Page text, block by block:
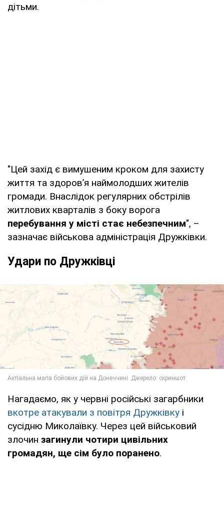
дітьми.
"Цей захід є вимушеним кроком для захисту
життя та здоров’я наймолодших жителів
громади. Внаслідок регулярних обстрілів
житлових кварталів з боку ворога
перебування у місті стає небезпечним", –
зазначає військова адміністрація Дружківки.
Удари по Дружківці
Нагадаємо, як у червні російські загарбники
вкотре атакували з повітря Дружківку і
сусідню Миколаївку. Через цей військовий
злочин загинули чотири цивільних
громадян, ще сім було поранено.